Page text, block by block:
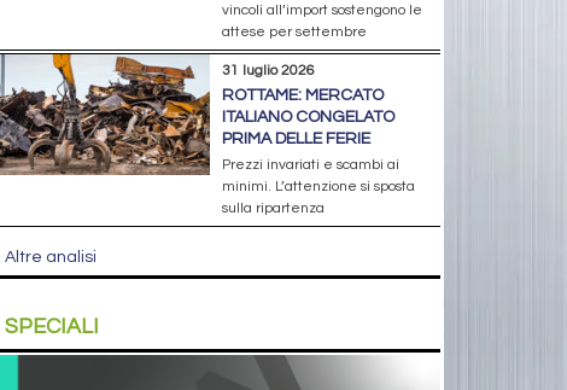
vincoli all’import sostengono le
attese per settembre
31 luglio 2026
ROTTAME: MERCATO
ITALIANO CONGELATO
PRIMA DELLE FERIE
Prezzi invariati e scambi ai
minimi. L’attenzione si sposta
sulla ripartenza
Altre analisi
SPECIALI